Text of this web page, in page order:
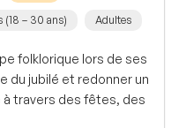
(18 – 30 ans) Adultes
folklorique lors de ses
du jubilé et redonner un
à travers des fêtes, des